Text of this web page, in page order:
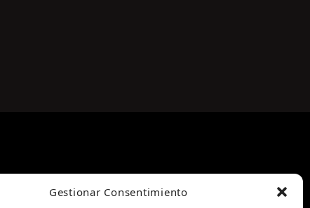
Gestionar Consentimiento